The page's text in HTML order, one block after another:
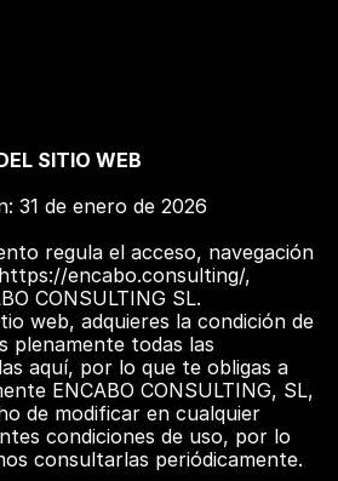
SITIO WEB
31 de enero de 2026
regula el acceso, navegación
https://encabo.consulting/,
CONSULTING SL.
web, adquieres la condición de
plenamente todas las
aquí, por lo que te obligas a
ENCABO CONSULTING, SL,
de modificar en cualquier
condiciones de uso, por lo
consultarlas periódicamente.